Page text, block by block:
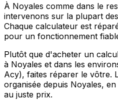
À Noyales comme dans le
intervenons sur la plupart
Chaque calculateur est
pour un fonctionnement
Plutôt que d'acheter un
à Noyales et dans les
Acy), faites réparer le vôtre.
organisée depuis Noyales,
au juste prix.